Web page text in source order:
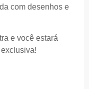
com desenhos e
e você estará